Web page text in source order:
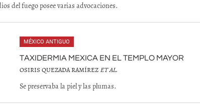
del fuego posee varias advocaciones.
MÉXICO ANTIGUO
TAXIDERMIA MEXICA EN EL TEMPLO MAYOR
OSIRIS QUEZADA RAMÍREZ ET AL.
Se preservaba la piel y las plumas.